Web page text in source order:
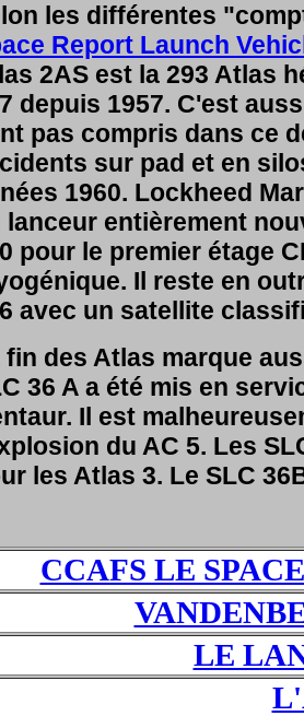
les différentes
Report Launch
2AS est la 293 Atlas
depuis 1957. C'est
pas compris dans ce
sur pad et en
1960. Lockheed
lanceur entièrement
pour le premier étage
Il reste en
avec un satellite
fin des Atlas marque
36 A a été mis en
Il est
du AC 5. Les
les Atlas 3. Le SLC
CCAFS LE
LE